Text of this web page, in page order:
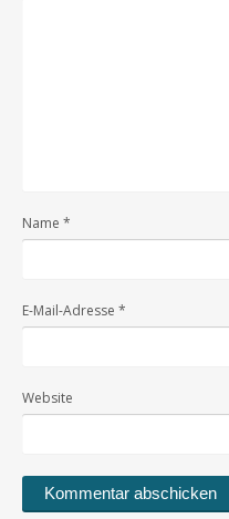
Name *
E-Mail-Adresse *
Website